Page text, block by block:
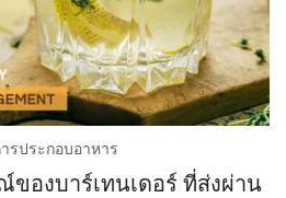
รประกอบอาหาร
ของบาร์เทนเดอร์ ที่ส่งผ่าน